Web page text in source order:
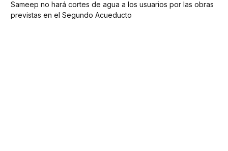
Sameep no hará cortes de agua a los usuarios por las obras
previstas en el Segundo Acueducto